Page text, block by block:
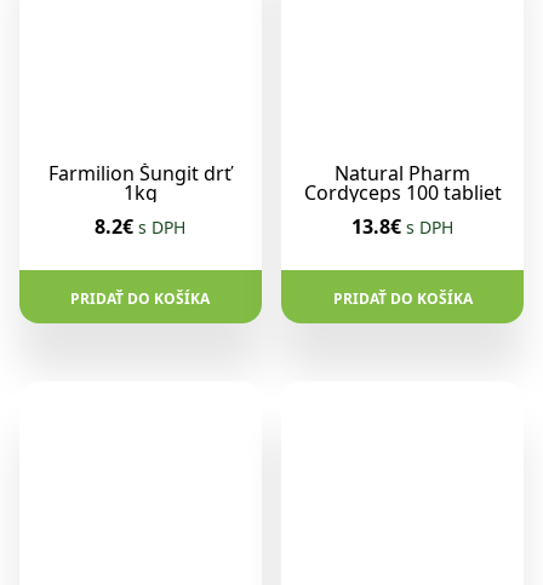
Farmilion Šungit drť
1kg
8.2€ s DPH
PRIDAŤ DO KOŠÍKA
Natural Pharm
Cordyceps 100 tabliet
13.8€ s DPH
PRIDAŤ DO KOŠÍKA